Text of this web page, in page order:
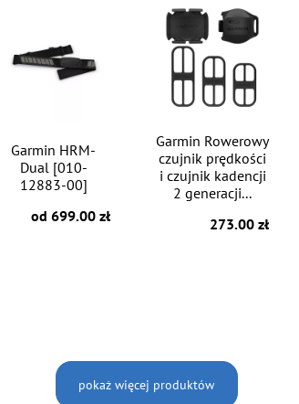
Garmin HRM-
Dual [010-
12883-00]
od 699.00 zł
Garmin Rowerowy
czujnik prędkości
i czujnik kadencji
2 generacji...
273.00 zł
pokaż więcej produktów